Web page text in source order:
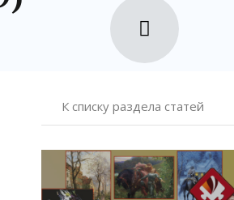
К списку раздела статей